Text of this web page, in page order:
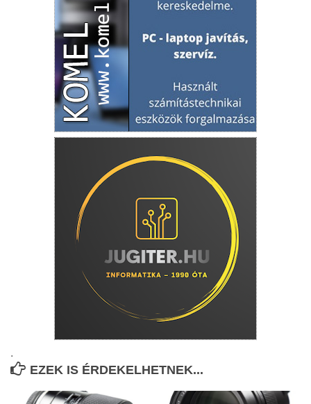
.
EZEK IS ÉRDEKELHETNEK...